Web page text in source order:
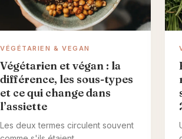
VÉGÉTARIEN & VEGAN
Végétarien et végan : la
différence, les sous-types
et ce qui change dans
l’assiette
Les deux termes circulent souvent